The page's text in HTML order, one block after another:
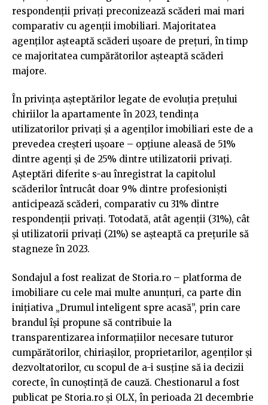
respondenții privați preconizează scăderi mai mari
comparativ cu agenții imobiliari. Majoritatea
agenților așteaptă scăderi ușoare de prețuri, în timp
ce majoritatea cumpărătorilor așteaptă scăderi
majore.
În privința așteptărilor legate de evoluția prețului
chiriilor la apartamente în 2023, tendința
utilizatorilor privați și a agenților imobiliari este de a
prevedea creșteri ușoare – opțiune aleasă de 51%
dintre agenți și de 25% dintre utilizatorii privați.
Așteptări diferite s-au înregistrat la capitolul
scăderilor întrucât doar 9% dintre profesioniști
anticipează scăderi, comparativ cu 31% dintre
respondenții privați. Totodată, atât agenții (31%), cât
și utilizatorii privați (21%) se așteaptă ca prețurile să
stagneze în 2023.
Sondajul a fost realizat de Storia.ro – platforma de
imobiliare cu cele mai multe anunțuri, ca parte din
inițiativa „Drumul inteligent spre acasă”, prin care
brandul își propune să contribuie la
transparentizarea informațiilor necesare tuturor
cumpărătorilor, chiriașilor, proprietarilor, agenților și
dezvoltatorilor, cu scopul de a-i susține să ia decizii
corecte, în cunoștință de cauză. Chestionarul a fost
publicat pe Storia.ro și OLX, în perioada 21 decembrie